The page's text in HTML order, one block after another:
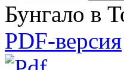
Бунгало в
PDF-версия